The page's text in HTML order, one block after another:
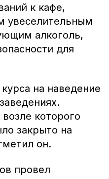
к кафе,
увеселительным
алкоголь,
для
на наведение
которого
закрыто на
он.
провел